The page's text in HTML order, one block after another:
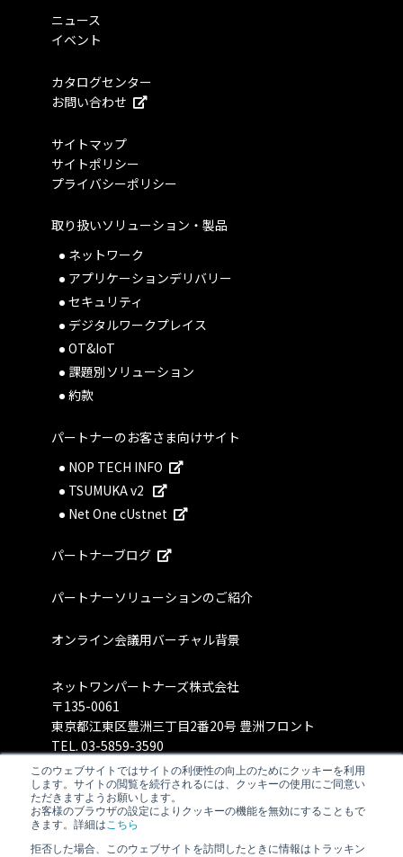
このウェブサイトではサイトの利便性の向上のためにクッキーを利用
します。サイトの閲覧を続行されるには、クッキーの使用にご同意い
ただきますようお願いします。
お客様のブラウザの設定によりクッキーの機能を無効にすることもで
きます。詳細は こちら
拒否した場合、このウェブサイトを訪問したときに情報はトラッキン
ニュース
イベント
カタログセンター
お問い合わせ
サイトマップ
サイトポリシー
プライバシーポリシー
取り扱いソリューション・製品
ネットワーク
アプリケーションデリバリー
セキュリティ
デジタルワークプレイス
OT&IoT
課題別ソリューション
約款
パートナーのお客さま向けサイト
NOP TECH INFO
TSUMUKA v2
Net One cUstnet
パートナーブログ
パートナーソリューションのご紹介
オンライン会議用バーチャル背景
ネットワンパートナーズ株式会社
〒135-0061
東京都江東区豊洲三丁目2番20号 豊洲フロント
TEL. 03-5859-3590